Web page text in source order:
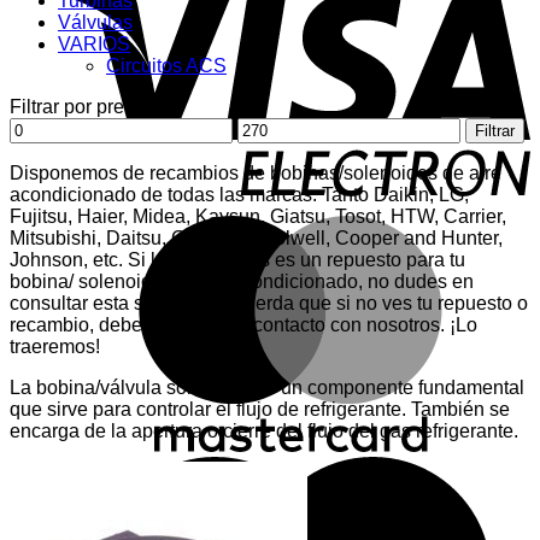
Válvulas
VARIOS
Circuitos ACS
Filtrar por precio
Precio
mínimo
Precio
máximo
Filtrar
Disponemos de recambios de bobinas/solenoides de aire
acondicionado de todas las marcas. Tanto Daikin, LG,
Fujitsu, Haier, Midea, Kaysun, Giatsu, Tosot, HTW, Carrier,
Mitsubishi, Daitsu, General, Coolwell, Cooper and Hunter,
Johnson, etc. Si lo que buscas es un repuesto para tu
bobina/ solenoide de aire acondicionado, no dudes en
consultar esta sección. Recuerda que si no ves tu repuesto o
recambio, debes ponerte en contacto con nosotros. ¡Lo
traeremos!
La bobina/válvula solenoide es un componente fundamental
que sirve para controlar el flujo de refrigerante. También se
encarga de la apertura o cierre del flujo del gas refrigerante.